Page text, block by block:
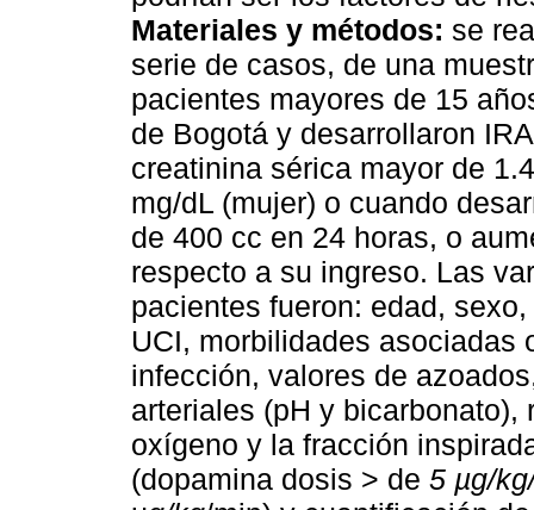
Materiales y métodos: se
serie de casos, de una
pacientes mayores de 15
de Bogotá y desarrollaron
creatinina sérica mayor de
mg/dL (mujer) o cuando
de 400 cc en 24 horas, o
respecto a su ingreso. Las
pacientes fueron: edad,
UCI, morbilidades asociadas
infección, valores de
arteriales (pH y
oxígeno y la fracción
(dopamina dosis > de 5 µg/